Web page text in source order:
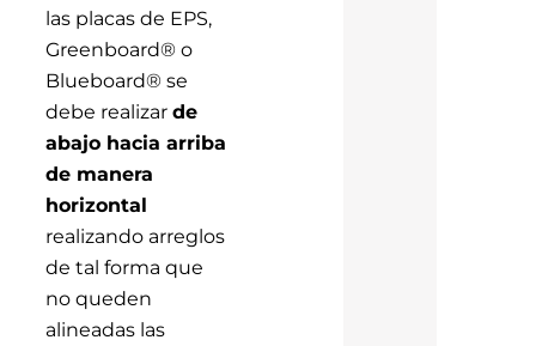
las placas de EPS,
Greenboard® o
Blueboard® se
debe realizar de
abajo hacia arriba
de manera
horizontal
realizando arreglos
de tal forma que
no queden
alineadas las